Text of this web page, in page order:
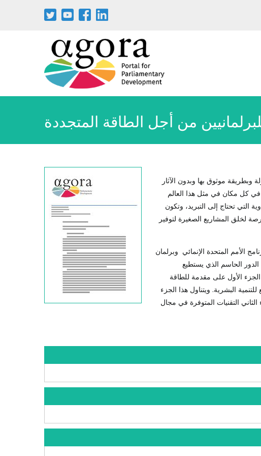
من أجل الطاقة المتجددة
موثوق بها وبدون الآثار
في كل مكان في مثل هذا العالم
تحتاج إلى التبريد، وتكون
لخلق المشاريع الصغيرة لتوفير
الأمم المتحدة الإنمائي وبرلمان
الحاسم الذي يستطيع
الجزء الأول على مقدمة للطاقة
البشرية. ويتناول هذا الجزء
التقنيات المتوفرة في مجال